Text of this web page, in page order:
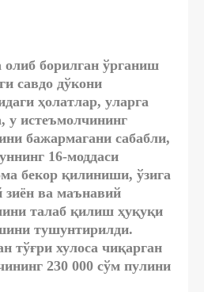
борилган ўрганиш
савдо дўкони
ҳолатлар, уларга
истеъмолчининг
бажармагани сабабли,
16-моддаси
бекор қилиниши, ўзига
зиён ва маънавий
талаб қилиш ҳуқуқи
тушунтирилди.
тўғри хулоса чиқарган
230 000 сўм пулини